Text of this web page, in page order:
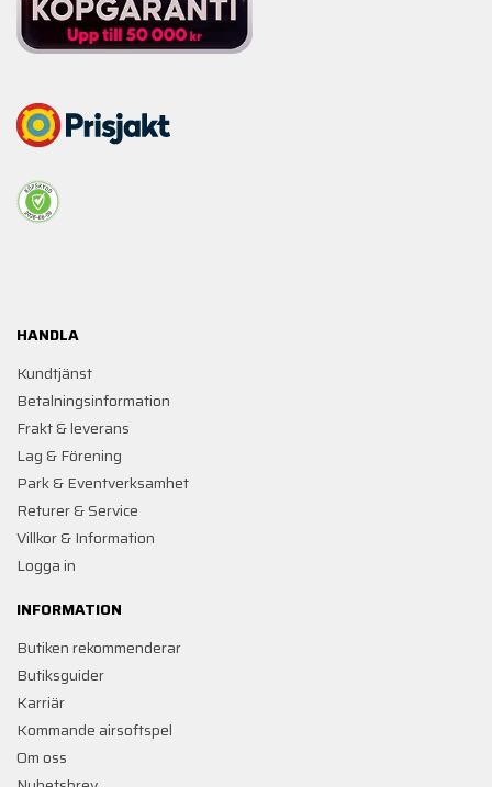
HANDLA
Kundtjänst
Betalningsinformation
Frakt & leverans
Lag & Förening
Park & Eventverksamhet
Returer & Service
Villkor & Information
Logga in
INFORMATION
Butiken rekommenderar
Butiksguider
Karriär
Kommande airsoftspel
Om oss